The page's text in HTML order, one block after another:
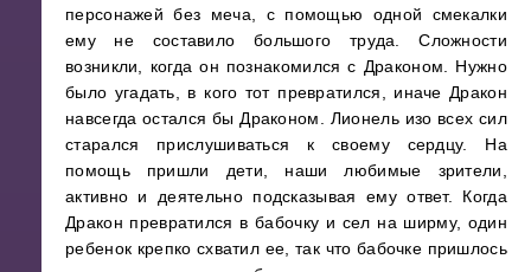
персонажей без меча, с помощью одной смекалки
ему не составило большого труда. Сложности
возникли, когда он познакомился с Драконом. Нужно
было угадать, в кого тот превратился, иначе Дракон
навсегда остался бы Драконом. Лионель изо всех сил
старался прислушиваться к своему сердцу. На
помощь пришли дети, наши любимые зрители,
активно и деятельно подсказывая ему ответ. Когда
Дракон превратился в бабочку и сел на ширму, один
ребенок крепко схватил ее, так что бабочке пришлось